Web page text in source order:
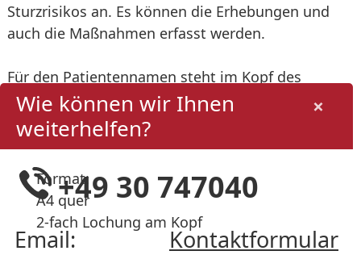
Wie können wir Ihnen
weiterhelfen?
+49 30 747040
Email:
Kontaktformular
×
Sturzrisikos an. Es können die Erhebungen und
auch die Maßnahmen erfasst werden.
Für den Patientennamen steht im Kopf des
Formulares »Braden‑/Sturz‑Risikoskala (Palliativ)«
ein Bereich zur Verfügung, der auch mit einem
Patientenetikett beklebt werden kann.
Format:
A4 quer
2-fach Lochung am Kopf